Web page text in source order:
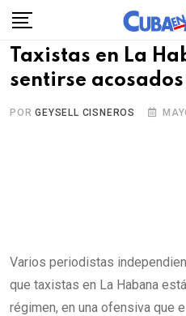
Skip
content
Taxistas en La
sentirse
PORGEYSELL CISNEROS
Varios periodistas
que taxistas en La Habana
régimen, en una ofensiva que